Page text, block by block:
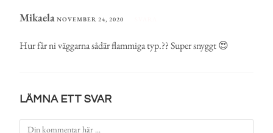
Mikaela NOVEMBER 24, 2020
Hur får ni väggarna sådär flammiga typ.?? Super snyggt 😍
LÄMNA ETT SVAR